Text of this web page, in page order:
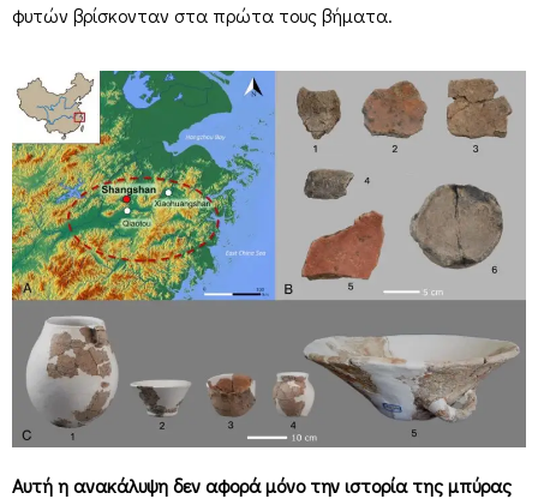
φυτών βρίσκονταν στα πρώτα τους βήματα.
Αυτή η ανακάλυψη δεν αφορά μόνο την ιστορία της μπύρας